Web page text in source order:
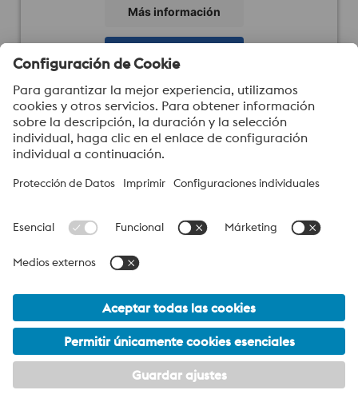
Más información
voestalpine High Performance Metals Argentina S.A.
voestalpine High Performance Metals Argentina S.A. es la
empresa de ventas en Argentina de la división HPM de
tecnológicamente exigentes y es el líder mundial en el mercado
de los aceros para herramientas, aceros rápidos y aleaciones
Footer Meta Nav - Español (Argentina) Navigation
© 2026 voestalpine High Performance Metals Argentina S.A.
ventas.argentina@voestalpine.com